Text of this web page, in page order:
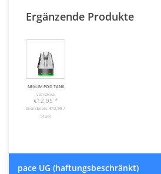
Ergänzende Produkte
NEXLIM POD TANK
von Oxva
€12,95 *
Grundpreis: €12,95 /
Stück
pace UG (haftungsbeschränkt)